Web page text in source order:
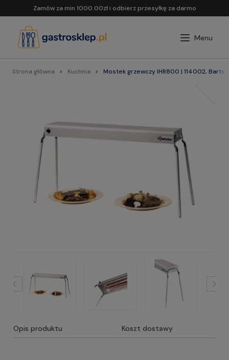
Zamów za min 1000.00zł i odbierz przesyłkę za darmo
Strona główna Kuchnia Mostek grzewczy IHR800 | 114002,
Opis produktu Koszt dostawy